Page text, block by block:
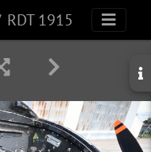
RDT 1915